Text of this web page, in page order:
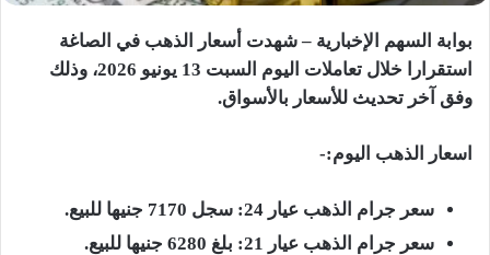
بوابة السهم الإخبارية – شهدت أسعار الذهب في الصاغة
استقرارا خلال تعاملات اليوم السبت 13 يونيو 2026، وذلك
وفق آخر تحديث للأسعار بالأسواق.
اسعار الذهب اليوم:-
سعر جرام الذهب عيار 24: سجل 7170 جنيها للبيع.
سعر جرام الذهب عيار 21: بلغ 6280 جنيها للبيع.